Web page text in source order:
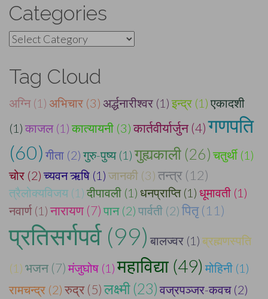
Categories
Categories
Tag Cloud
अग्नि (1) अभिचार (3) अर्द्धनारीश्वर (1) इन्द्र (1) एकादशी
(1) काजल (1) कात्यायनी (3) कार्तवीर्यार्जुन (4) गणपति
(60) गीता (2) गुरु-पुष्य (1) गुह्यकाली (26) चतुर्थी (1)
चोर (2) च्यवन ऋषि (1) जानकी (3) तन्त्र (12)
त्रैलोक्यविजय (1) दीपावली (1) धनप्राप्ति (1) धूमावती (1)
नवार्ण (1) नारायण (7) पान (2) पार्वती (2) पितृ (11)
प्रतिसर्गपर्व (99) बालज्वर (1) ब्रह्मणस्पति
(1) भजन (7) मंजुघोष (1) महाविद्या (49) मोहिनी (1)
रामचन्द्र (2) रुद्र (5) लक्ष्मी (23) वज्रपञ्जर-कवच (2)